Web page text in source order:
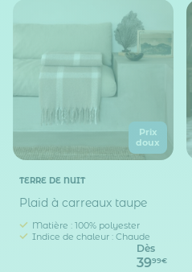
Prix
doux
TERRE DE NUIT
Plaid à carreaux taupe
Matière : 100% polyester
Indice de chaleur : Chaude
Dès
3999€